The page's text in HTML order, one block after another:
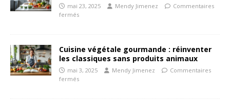
mai 23, 2025 Mendy Jimenez
Commentaires
fermés
Cuisine végétale gourmande : réinventer
les classiques sans produits animaux
mai 3, 2025 Mendy Jimenez
Commentaires
fermés